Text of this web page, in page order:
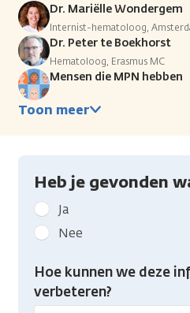
Dr. Mariëlle Wondergem
Internist-hematoloog,
Dr. Peter te Boekhorst
Hematoloog, Erasmus MC
Mensen die MPN hebben
Toon meer
Heb je gevonden
Geef
kanker.nl
feedback:
Heb
gevonden
Ja
Nee
Hoe kunnen we deze
verbeteren?